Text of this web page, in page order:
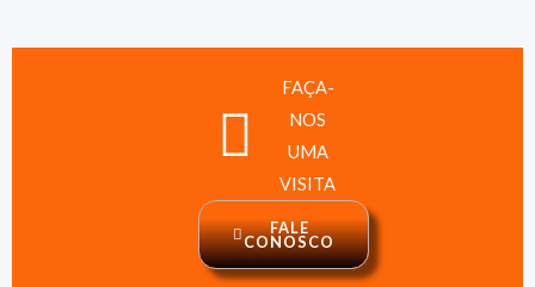
FAÇA-
NOS
UMA
VISITA
FALE
CONOSCO